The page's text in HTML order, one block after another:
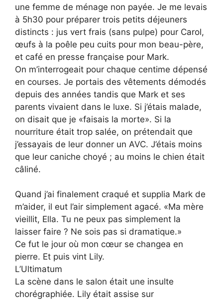
une femme de ménage non payée. Je me levais
à 5h30 pour préparer trois petits déjeuners
distincts : jus vert frais (sans pulpe) pour Carol,
œufs à la poêle peu cuits pour mon beau-père,
et café en presse française pour Mark.
On m’interrogeait pour chaque centime dépensé
en courses. Je portais des vêtements démodés
depuis des années tandis que Mark et ses
parents vivaient dans le luxe. Si j’étais malade,
on disait que je «faisais la morte». Si la
nourriture était trop salée, on prétendait que
j’essayais de leur donner un AVC. J’étais moins
que leur caniche choyé ; au moins le chien était
câliné.
Quand j’ai finalement craqué et supplia Mark de
m’aider, il eut l’air simplement agacé. «Ma mère
vieillit, Ella. Tu ne peux pas simplement la
laisser faire ? Ne sois pas si dramatique.»
Ce fut le jour où mon cœur se changea en
pierre. Et puis vint Lily.
L’Ultimatum
La scène dans le salon était une insulte
chorégraphiée. Lily était assise sur